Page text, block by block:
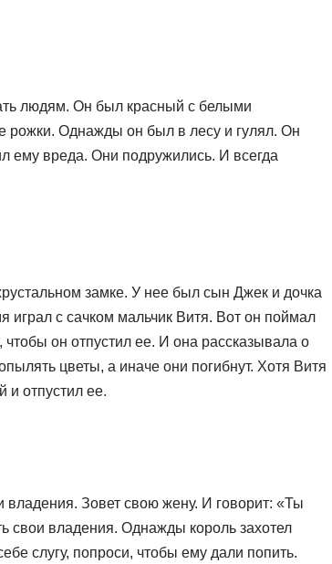
людям. Он был красный с белыми
рожки. Однажды он был в лесу и гулял. Он
ему вреда. Они подружились. И всегда
замке. У нее был сын Джек и дочка
играл с сачком мальчик Витя. Вот он поймал
чтобы он отпустил ее. И она рассказывала о
цветы, а иначе они погибнут. Хотя Витя
и отпустил ее.
владения. Зовет свою жену. И говорит: «Ты
свои владения. Однажды король захотел
слугу, попроси, чтобы ему дали попить.